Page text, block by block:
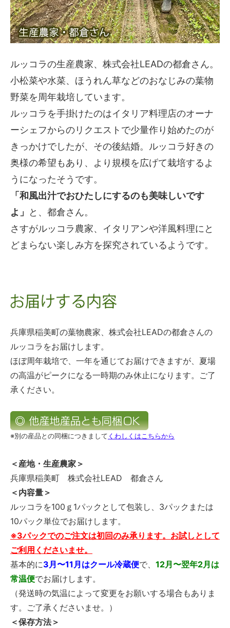
ルッコラの生産農家、株式会社LEADの都倉さん。
小松菜や水菜、ほうれん草などのおなじみの葉物
野菜を周年栽培しています。
ルッコラを手掛けたのはイタリア料理店のオーナ
ーシェフからのリクエストで少量作り始めたのが
きっかけでしたが、その後結婚。ルッコラ好きの
奥様の希望もあり、より規模を広げて栽培するよ
うになったそうです。
「和風出汁でおひたしにするのも美味しいです
よ」
と、都倉さん。
さすがルッコラ農家、イタリアンや洋風料理にと
どまらない楽しみ方を探究されているようです。
兵庫県稲美町の葉物農家、株式会社LEADの都倉さんの
ルッコラをお届けします。
ほぼ周年栽培で、一年を通じてお届けできますが、夏場
の高温がピークになる一時期のみ休止になります。ご了
承ください。
※別の産品との同梱につきまして くわしくはこちらから
＜産地・生産農家＞
兵庫県稲美町 株式会社LEAD 都倉さん
＜内容量＞
ルッコラを100ｇ1パックとして包装し、3パックまたは
10パック単位でお届けします。
※3パックでのご注文は初回のみ承ります。お試しとして
ご利用くださいませ。
基本的に3月〜11月はクール冷蔵便で、 12月〜翌年2月は
常温便でお届けします。
（発送時の気温によって変更をお願いする場合もありま
す。ご了承くださいませ。）
＜保存方法＞